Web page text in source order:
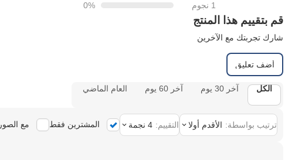
1 نجوم
0%
قم بتقييم هذا المنتج
شارك تجربتك مع الآخرين
أضف تعليق
الكل آخر 30 يوم آخر 60 يوم العام الماضي
ترتيب بواسطة: الأقدم أولا التقييم: 4 نجمة المشترين فقط مع الصور